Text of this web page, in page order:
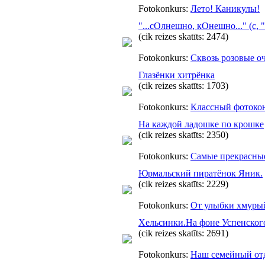
Fotokonkurs: Лето! Каникулы!
"...сОлнешно, кОнешно..." (с,
(cik reizes skatīts: 2474)
Fotokonkurs: Сквозь розовые
Глазёнки хитрёнка
(cik reizes skatīts: 1703)
Fotokonkurs: Классный
На каждой ладошке по крошке
(cik reizes skatīts: 2350)
Fotokonkurs: Самые
Юрмальский пиратёнок Яник.
(cik reizes skatīts: 2229)
Fotokonkurs: От улыбки
Хельсинки.На фоне
(cik reizes skatīts: 2691)
Fotokonkurs: Наш семейный